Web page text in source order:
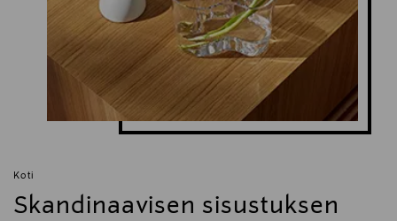
Koti
Skandinaavisen sisustuksen